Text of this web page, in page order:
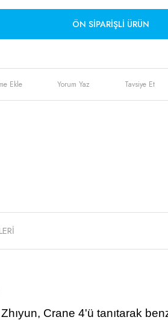
ÖN SIPARIŞLI ÜRÜN
Yorum Yaz Tavsiye Et
Crane 4'ü tanıtarak